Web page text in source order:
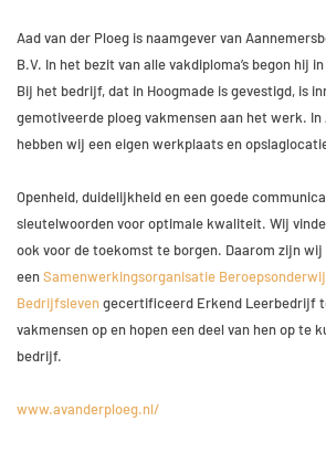
Aad van der Ploeg is naamgever van
B.V. In het bezit van alle vakdiploma’s begon hij
Bij het bedrijf, dat in Hoogmade is gevestigd, is
gemotiveerde ploeg vakmensen aan het werk. In
hebben wij een eigen werkplaats en
Openheid, duidelijkheid en een goede
sleutelwoorden voor optimale kwaliteit. Wij
ook voor de toekomst te borgen. Daarom zijn
eenSamenwerkingsorganisatie
Bedrijfslevengecertificeerd Erkend Leerbedrijf
vakmensen op en hopen een deel van hen op te
bedrijf.
www.avanderploeg.nl/